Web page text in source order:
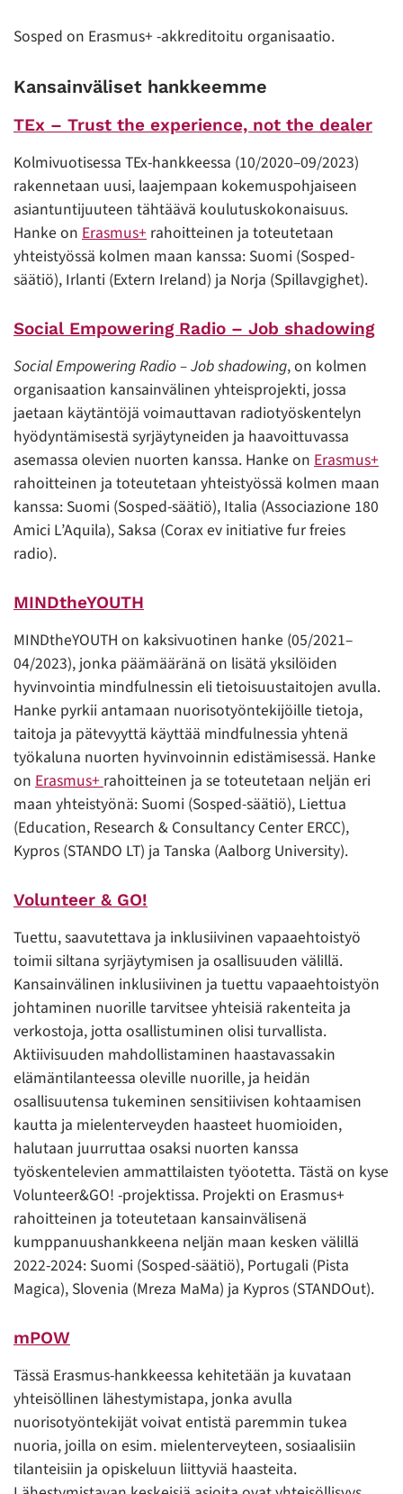
Sosped on Erasmus+ -akkreditoitu organisaatio.
Kansainväliset hankkeemme
TEx – Trust the experience, not the dealer
Kolmivuotisessa TEx-hankkeessa (10/2020–09/2023)
rakennetaan uusi, laajempaan kokemuspohjaiseen
asiantuntijuuteen tähtäävä koulutuskokonaisuus.
Hanke on Erasmus+ rahoitteinen ja toteutetaan
yhteistyössä kolmen maan kanssa: Suomi (Sosped-
säätiö), Irlanti (Extern Ireland) ja Norja (Spillavgighet).
Social Empowering Radio – Job shadowing
Social Empowering Radio – Job shadowing, on kolmen
organisaation kansainvälinen yhteisprojekti, jossa
jaetaan käytäntöjä voimauttavan radiotyöskentelyn
hyödyntämisestä syrjäytyneiden ja haavoittuvassa
asemassa olevien nuorten kanssa. Hanke on Erasmus+
rahoitteinen ja toteutetaan yhteistyössä kolmen maan
kanssa: Suomi (Sosped-säätiö), Italia (Associazione 180
Amici L’Aquila), Saksa (Corax ev initiative fur freies
radio).
MINDtheYOUTH
MINDtheYOUTH on kaksivuotinen hanke (05/2021–
04/2023), jonka päämääränä on lisätä yksilöiden
hyvinvointia mindfulnessin eli tietoisuustaitojen avulla.
Hanke pyrkii antamaan nuorisotyöntekijöille tietoja,
taitoja ja pätevyyttä käyttää mindfulnessia yhtenä
työkaluna nuorten hyvinvoinnin edistämisessä. Hanke
on Erasmus+ rahoitteinen ja se toteutetaan neljän eri
maan yhteistyönä: Suomi (Sosped-säätiö), Liettua
(Education, Research & Consultancy Center ERCC),
Kypros (STANDO LT) ja Tanska (Aalborg University).
Volunteer & GO!
Tuettu, saavutettava ja inklusiivinen vapaaehtoistyö
toimii siltana syrjäytymisen ja osallisuuden välillä.
Kansainvälinen inklusiivinen ja tuettu vapaaehtoistyön
johtaminen nuorille tarvitsee yhteisiä rakenteita ja
verkostoja, jotta osallistuminen olisi turvallista.
Aktiivisuuden mahdollistaminen haastavassakin
elämäntilanteessa oleville nuorille, ja heidän
osallisuutensa tukeminen sensitiivisen kohtaamisen
kautta ja mielenterveyden haasteet huomioiden,
halutaan juurruttaa osaksi nuorten kanssa
työskentelevien ammattilaisten työotetta. Tästä on kyse
Volunteer&GO! -projektissa. Projekti on Erasmus+
rahoitteinen ja toteutetaan kansainvälisenä
kumppanuushankkeena neljän maan kesken välillä
2022-2024: Suomi (Sosped-säätiö), Portugali (Pista
Magica), Slovenia (Mreza MaMa) ja Kypros (STANDOut).
mPOW
Tässä Erasmus-hankkeessa kehitetään ja kuvataan
yhteisöllinen lähestymistapa, jonka avulla
nuorisotyöntekijät voivat entistä paremmin tukea
nuoria, joilla on esim. mielenterveyteen, sosiaalisiin
tilanteisiin ja opiskeluun liittyviä haasteita.